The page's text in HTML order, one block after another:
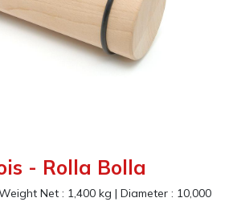
- Rolla Bolla
Net : 1,400 kg|Diameter : 10,000